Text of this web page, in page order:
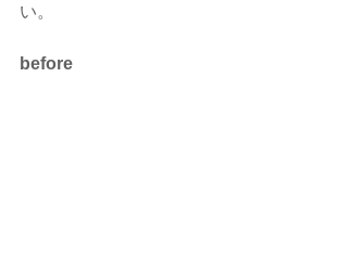
い。
before